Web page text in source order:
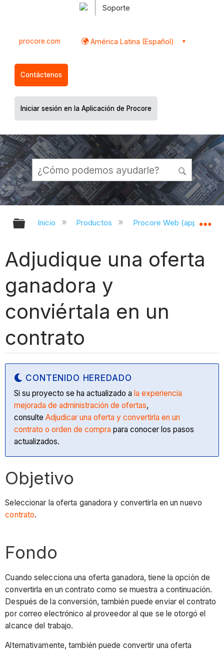
Soporte
procore.com América Latina (Español)
Contáctenos
Iniciar sesión en la Aplicación de Procore
Expandir/contraer jerarquía global
Inicio Productos Procore Web
Adjudique una oferta
ganadora y
conviértala en un
contrato
CONTENIDO HEREDADO
Si su proyecto se ha actualizado ala experiencia
mejorada de administración de ofertas,
consulteAdjudicar una oferta y convertirla en un
contrato o orden de compra para conocer los pasos
actualizados.
Objetivo
Seleccionar la oferta ganadora y convertirla en un nuevo
contrato.
Fondo
Cuando selecciona una oferta ganadora, tiene la opción de
convertirla en un contrato como se muestra a continuación.
Después de la conversión, también puede enviar el contrato
por correo electrónico al proveedor al que se le otorgó el
alcance del trabajo.
Alternativamente, también puede convertir una oferta